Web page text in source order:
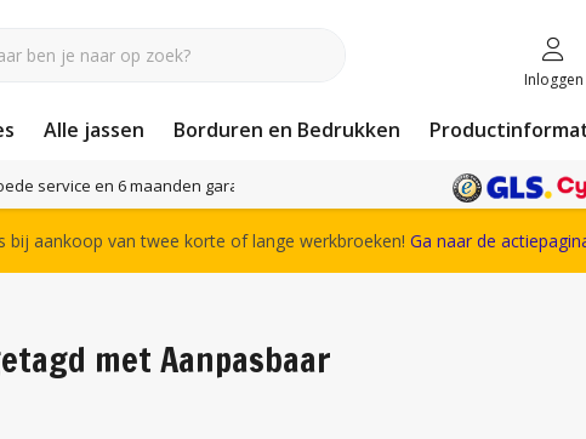
Inloggen
Alle jassen Borduren en Bedrukken
service en 6 maanden garantie Het complete Snickers
bij aankoop van twee korte of lange werkbroeken! Ga naar de
met Aanpasbaar